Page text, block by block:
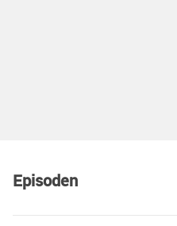
Episoden